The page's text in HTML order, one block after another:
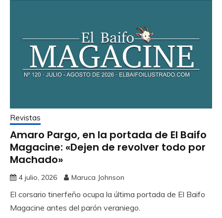
Revistas
Amaro Pargo, en la portada de El Baifo
Magacine: «Dejen de revolver todo por
Machado»
4 julio, 2026 Maruca Johnson
El corsario tinerfeño ocupa la última portada de El Baifo
Magacine antes del parón veraniego.